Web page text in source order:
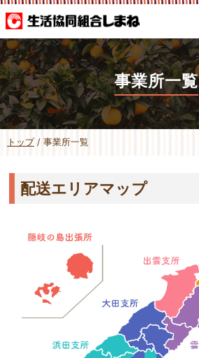
このページの本文へ
事業所一覧
現
置：
トップ/ 事業所一覧
配送エリアマップ